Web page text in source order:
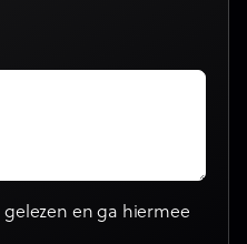
gelezen en ga hiermee